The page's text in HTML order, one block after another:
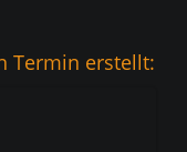
Termin erstellt: